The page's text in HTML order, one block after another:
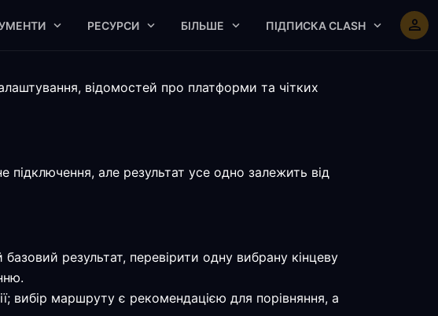
РЕСУРСИ БІЛЬШЕ ПІДПИСКА CLASH
відомостей про платформи та чітких
але результат усе одно залежить від
результат, перевірити одну вибрану кінцеву
вибір маршруту є рекомендацією для порівняння, а